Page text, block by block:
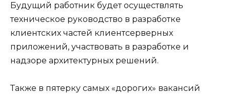
Будущий работник будет осуществлять
техническое руководство в разработке
клиентских частей клиентсерверных
приложений, участвовать в разработке и
надзоре архитектурных решений.
Также в пятерку самых «дорогих» вакансий